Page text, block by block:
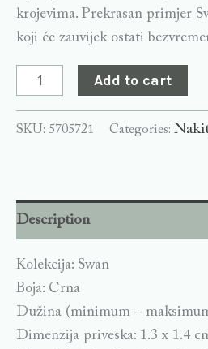
krojevima. Prekrasan primjer
koji će zauvijek ostati
Add to cart
SKU: 5705721 Categories:
Description
Kolekcija: Swan
Boja: Crna
Dužina (minimum –
Dimenzija priveska: 1.3 x 1.4